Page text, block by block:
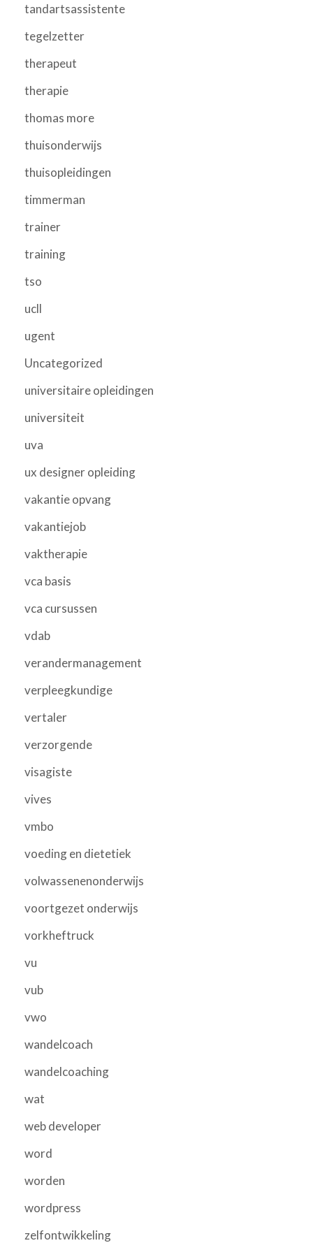
tandartsassistente
tegelzetter
therapeut
therapie
thomas more
thuisonderwijs
thuisopleidingen
timmerman
trainer
training
tso
ucll
ugent
Uncategorized
universitaire opleidingen
universiteit
uva
ux designer opleiding
vakantie opvang
vakantiejob
vaktherapie
vca basis
vca cursussen
vdab
verandermanagement
verpleegkundige
vertaler
verzorgende
visagiste
vives
vmbo
voeding en dietetiek
volwassenenonderwijs
voortgezet onderwijs
vorkheftruck
vu
vub
vwo
wandelcoach
wandelcoaching
wat
web developer
word
worden
wordpress
zelfontwikkeling